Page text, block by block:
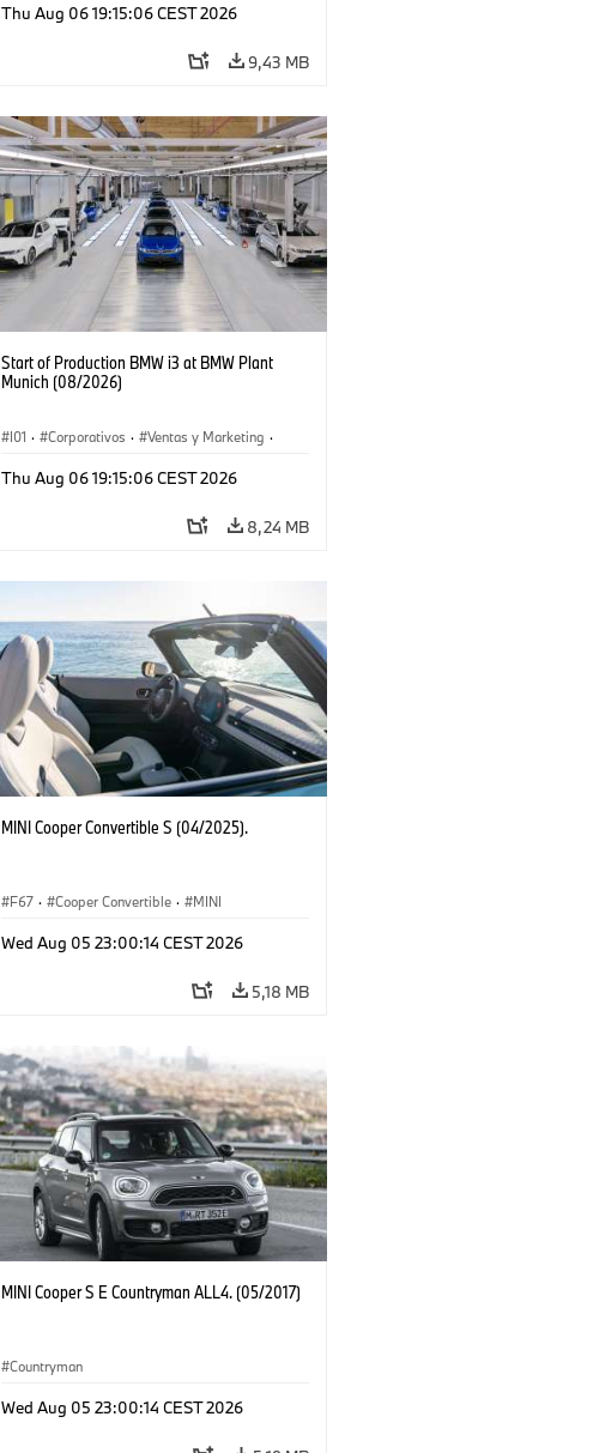
Thu Aug 06 19:15:06 CEST 2026
9,43 MB
Start of Production BMW i3 at BMW Plant
Munich (08/2026)
I01 · Corporativos · Ventas y Marketing ·
Thu Aug 06 19:15:06 CEST 2026
8,24 MB
MINI Cooper Convertible S (04/2025).
F67 · Cooper Convertible · MINI
Wed Aug 05 23:00:14 CEST 2026
5,18 MB
MINI Cooper S E Countryman ALL4. (05/2017)
Countryman
Wed Aug 05 23:00:14 CEST 2026